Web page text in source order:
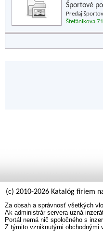
Športové
Predaj
Štefánikova
(c) 2010-2026 Katalóg firiem
Za obsah a správnosť všetkých
Ak administrár servera uzná
Portál nemá nič spoločného s
Z týmito vzniknutými obchodnými